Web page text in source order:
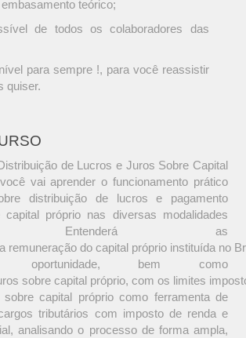
teórico;
de todos os colaboradores das
para sempre !, para você reassistir
quiser.
de Lucros e Juros Sobre Capital
vai aprender o funcionamento prático
distribuição de lucros e pagamento
próprio nas diversas modalidades
Entenderá as
remuneração do capital próprio instituída no
bem como
sobre capital próprio, com os limites
capital próprio como ferramenta de
tributários com imposto de renda e
analisando o processo de forma ampla,